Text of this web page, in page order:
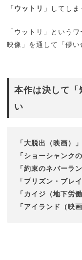
「ウットリ」
してしま
「ウットリ」という
映像」を通して「儚い
本作は決して
い
「大脱出（映画）」
「ショーシャンク
「約束のネバーラ
「プリズン・ブレ
「カイジ（地下労
「アイランド（映画